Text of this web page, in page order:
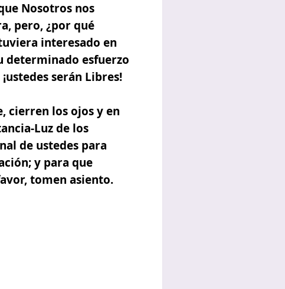
Nosotros nos
pero, ¿por qué
interesado en
determinado esfuerzo
serán Libres!
cierren los ojos y en
Luz de los
de ustedes para
y para que
tomen asiento.